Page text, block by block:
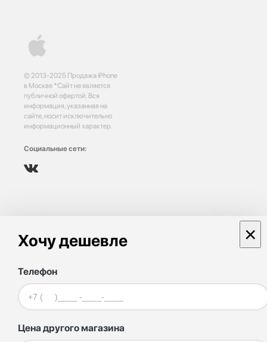
© 2013-2025 Продажа iPhone
в Москве *Сайт не является
публичной офертой. Вся
информация, указанная на
сайте, носит исключительно
информационный характер.
Социальные сети:
Хочу дешевле ×
Телефон
Цена другого магазина